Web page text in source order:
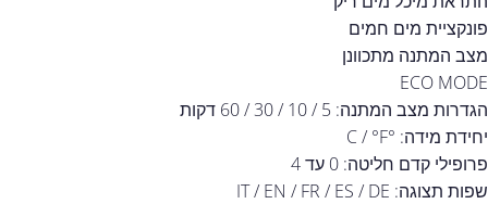
פונקציית מים חמים
מצב המתנה מתכוונן
ECO MODE
הגדרות מצב המתנה: 5 / 10 / 30 / 60 דקות
יחידת מידה: °C / °F
פרופילי קדם חליטה: 0 עד 4
שפות תצוגה: IT / EN / FR / ES / DE